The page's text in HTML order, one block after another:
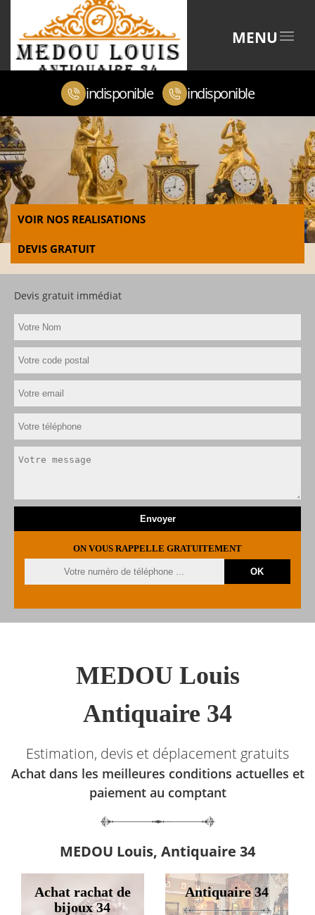
MENU
indisponible indisponible
VOIR NOS REALISATIONS
DEVIS GRATUIT
Devis gratuit immédiat
ON VOUS RAPPELLE GRATUITEMENT
MEDOU Louis
Antiquaire 34
Estimation, devis et déplacement gratuits
Achat dans les meilleures conditions actuelles et
paiement au comptant
MEDOU Louis, Antiquaire 34
Achat rachat de
bijoux 34
Antiquaire 34